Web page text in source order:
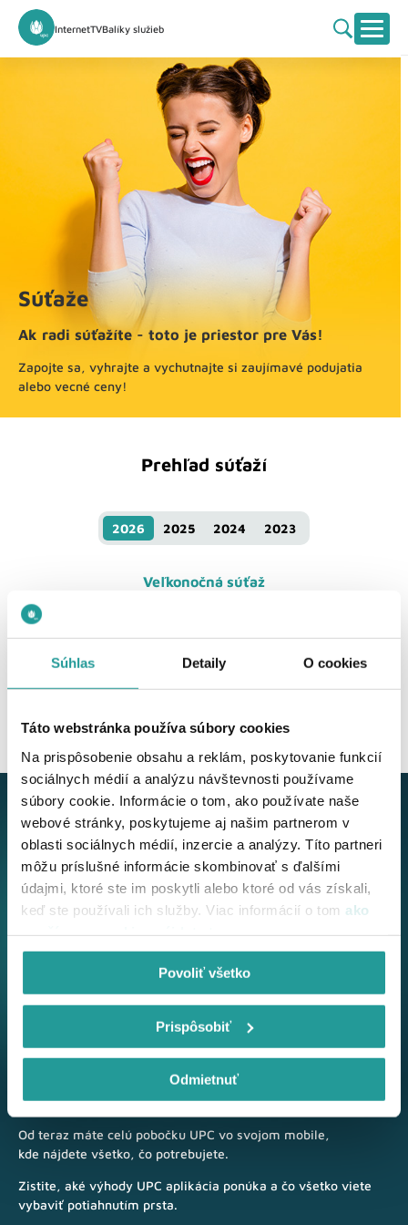
Súhlas Detaily O cookies
Táto webstránka používa súbory cookies
Na prispôsobenie obsahu a reklám, poskytovanie funkcií
sociálnych médií a analýzu návštevnosti používame
súbory cookie. Informácie o tom, ako používate naše
webové stránky, poskytujeme aj našim partnerom v
oblasti sociálnych médií, inzercie a analýzy. Títo partneri
môžu príslušné informácie skombinovať s ďalšími
údajmi, ktoré ste im poskytli alebo ktoré od vás získali,
keď ste používali ich služby. Viac informácií o tom ako
Povoliť všetko
Prispôsobiť
Odmietnuť
InternetTVBalíky služieb
Súťaže
Ak radi súťažíte - toto je priestor pre Vás!
Zapojte sa, vyhrajte a vychutnajte si zaujímavé podujatia
alebo vecné ceny!
Prehľad súťaží
2026 2025 2024 2023
Veľkonočná súťaž
Nová aplikácia
Od teraz máte celú pobočku UPC vo svojom mobile,
kde nájdete všetko, čo potrebujete.
Zistite, aké výhody UPC aplikácia ponúka a čo všetko viete
vybaviť potiahnutím prsta.